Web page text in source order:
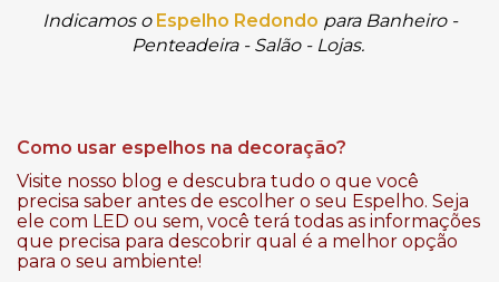
Indicamos o Espelho Redondo para Banheiro -
Penteadeira - Salão - Lojas.
Como usar espelhos na decoração?
Visite nosso blog e descubra tudo o que você
precisa saber antes de escolher o seu Espelho. Seja
ele com LED ou sem, você terá todas as informações
que precisa para descobrir qual é a melhor opção
para o seu ambiente!